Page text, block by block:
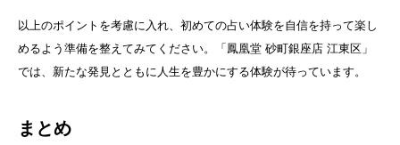
以上のポイントを考慮に入れ、初めての占い体験を自信を持って楽し
めるよう準備を整えてみてください。「鳳凰堂 砂町銀座店 江東区」
では、新たな発見とともに人生を豊かにする体験が待っています。
まとめ